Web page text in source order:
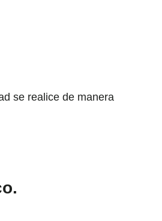
se realice de manera